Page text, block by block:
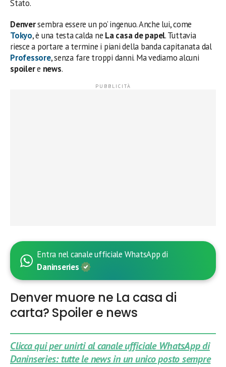
Stato.
Denversembra essere un po’ ingenuo. Anche lui, come
Tokyo, è una testa calda ne La casa de papel. Tuttavia
riesce a portare a termine i piani della banda capitanata dal
Professore, senza fare troppi danni. Ma vediamo alcuni
spoilere news.
Entra nel canale ufficiale WhatsApp di
Daninseries
Denver muore ne La casa di
carta? Spoiler e news
Clicca qui per unirti al canale ufficiale WhatsApp di
Daninseries: tutte le news in un unico posto sempre